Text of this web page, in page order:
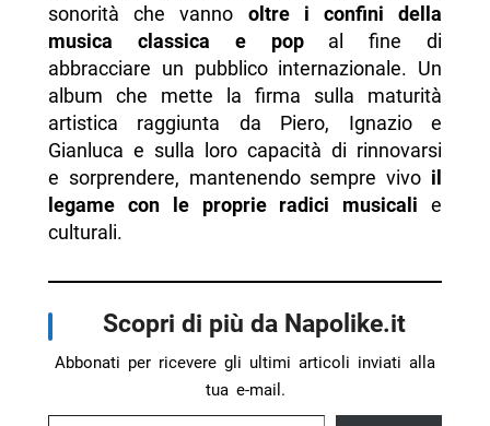
sonorità che vanno oltre i confini della
musica classica e popal fine di
abbracciare un pubblico internazionale. Un
album che mette la firma sulla maturità
artistica raggiunta da Piero, Ignazio e
Gianluca e sulla loro capacità di rinnovarsi
e sorprendere, mantenendo sempre vivo il
legame con le proprie radici musicali e
culturali.
Scopri di più da Napolike.it
Abbonati per ricevere gli ultimi articoli inviati alla
tua e-mail.
Digita la tua e-mail...